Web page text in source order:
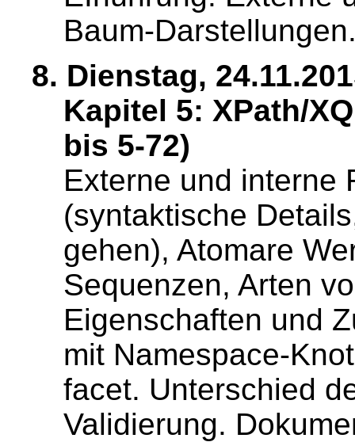
Baum-
8. Dienstag,
Kapitel 5: XPath/
bis 5-72)
Externe und interne
(syntaktische
gehen), Atomare
Sequenzen, Arten
Eigenschaften und
mit Namespace-
facet. Unterschied
Validierung.